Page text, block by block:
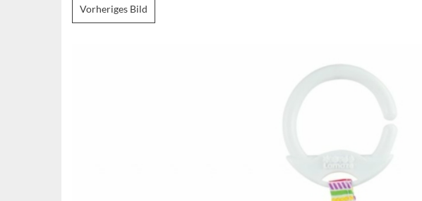
Vorheriges Bild